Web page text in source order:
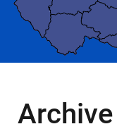
Archive